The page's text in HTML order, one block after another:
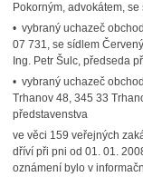
Pokorným, advokátem,
• vybraný uchazeč
07 731, se sídlem
Ing. Petr Šulc, předseda
• vybraný uchazeč
Trhanov 48, 345 33
představenstva
ve věci 159 veřejných
dříví při pni od 01. 01.
oznámení bylo v